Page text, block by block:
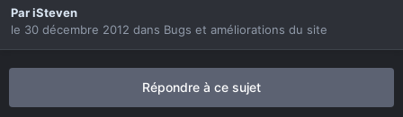
PariSteven
le 30 décembre 2012 dans Bugs et améliorations du site
Répondre à ce sujet